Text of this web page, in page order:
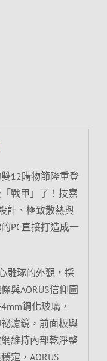
12購物節隆重登
戰甲」了！技嘉
計、極致散熱與
PC直接打造成一
雕琢的外觀，採
與AORUS信仰圖
鋼化玻璃，
濾鏡，前面板與
維持內部乾淨整
定，AORUS